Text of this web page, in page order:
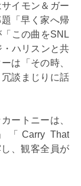
イモン＆ガー
「早く家へ帰
この曲をSNL
ハリスンと共
は「その時、
談まじりに話
ートニーは、
「Carry That
、観客全員が